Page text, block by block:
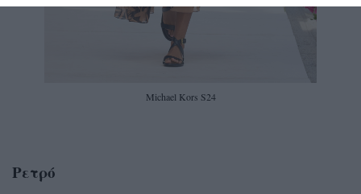
Michael Kors S24
Ρετρό